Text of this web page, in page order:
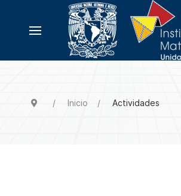
Inicio Actividades